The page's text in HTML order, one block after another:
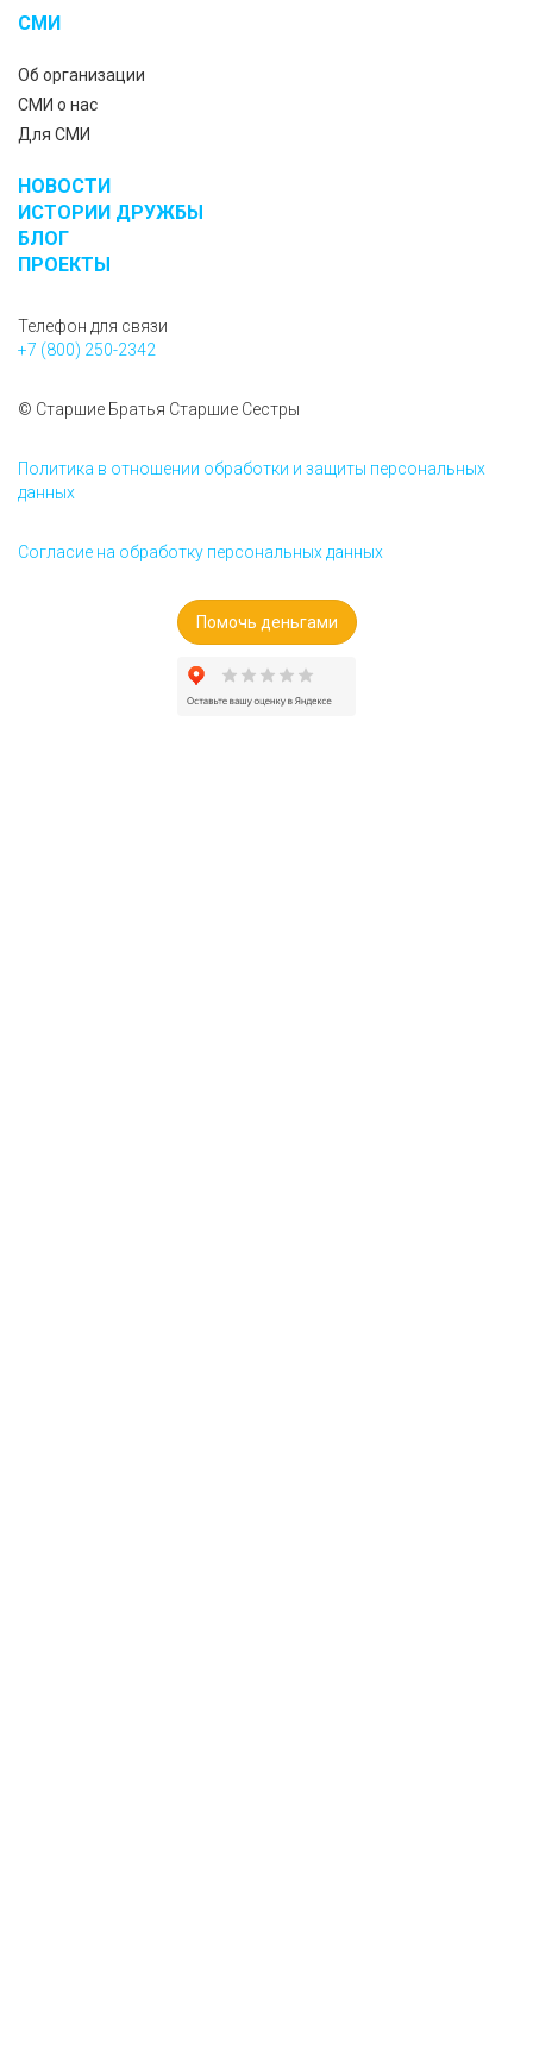
СМИ
Об организации
СМИ о нас
Для СМИ
НОВОСТИ
ИСТОРИИ ДРУЖБЫ
БЛОГ
ПРОЕКТЫ
Телефон для связи
+7 (800) 250-2342
© Старшие Братья Старшие Сестры
Политика в отношении обработки и защиты персональных
данных
Согласие на обработку персональных данных
Помочь деньгами